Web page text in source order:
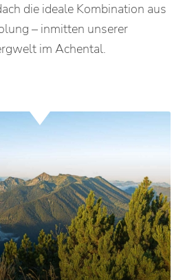
die ideale Kombination aus
– inmitten unserer
im Achental.